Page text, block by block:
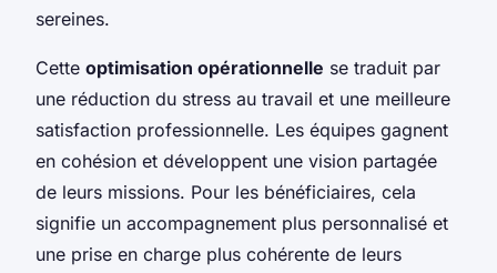
sereines.
Cette optimisation opérationnelle se traduit par
une réduction du stress au travail et une meilleure
satisfaction professionnelle. Les équipes gagnent
en cohésion et développent une vision partagée
de leurs missions. Pour les bénéficiaires, cela
signifie un accompagnement plus personnalisé et
une prise en charge plus cohérente de leurs